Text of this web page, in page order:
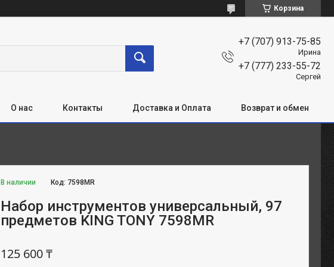
Корзина
+7 (707) 913-75-85
Ирина
+7 (777) 233-55-72
Сергей
О нас Контакты Доставка и Оплата Возврат и обмен
В наличии Код: 7598MR
Набор инструментов универсальный, 97
предметов KING TONY 7598MR
125 600 ₸